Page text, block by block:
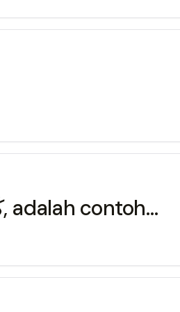
Mim sukun bertemu dengan ya (ي) seperti pada ayat ini كَأَنْهُمْ يَوْمَ, adalah contoh…